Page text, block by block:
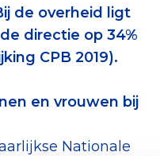
de overheid ligt
directie op 34%
CPB 2019).
en vrouwen bij
Nationale